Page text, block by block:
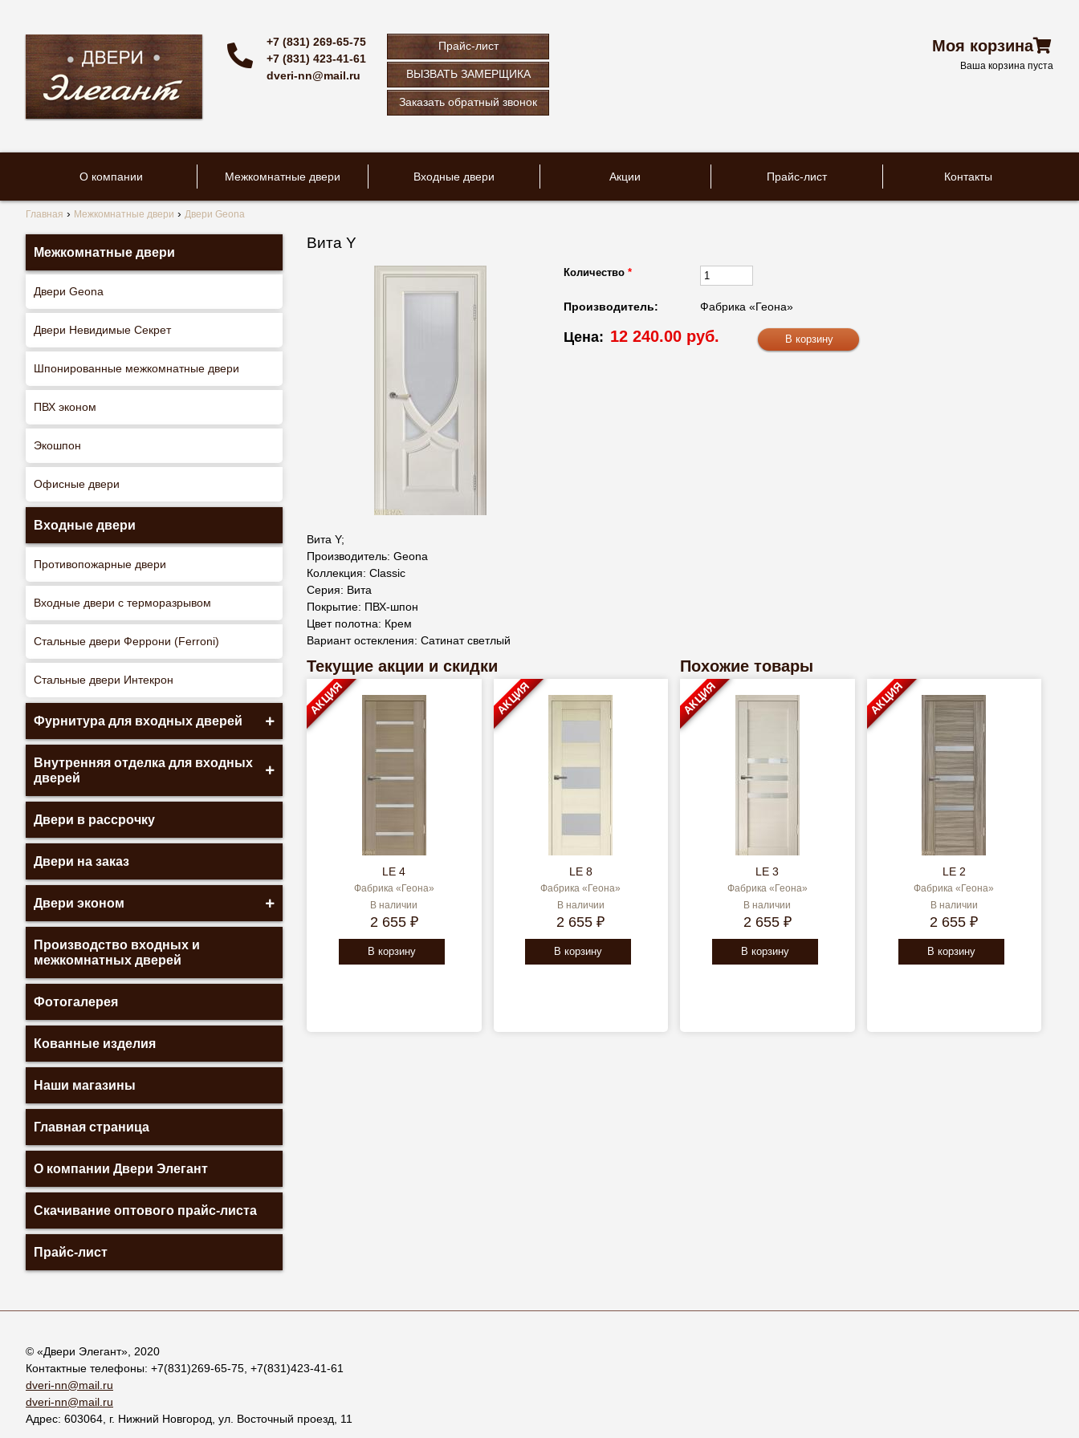
+7 (831) 269-65-75
+7 (831) 423-41-61
dveri-nn@mail.ru
Прайс-лист
ВЫЗВАТЬ ЗАМЕРЩИКА
Заказать обратный звонок
Моя корзина
Ваша корзина пуста
О компании Межкомнатные двери Входные двери Акции Прайс-лист Контакты
Главная Межкомнатные двери Двери Geona
Межкомнатные двери
Двери Geona
Двери Невидимые Секрет
Шпонированные межкомнатные двери
ПВХ эконом
Экошпон
Офисные двери
Входные двери
Противопожарные двери
Входные двери с терморазрывом
Стальные двери Феррони (Ferroni)
Стальные двери Интекрон
Фурнитура для входных дверей
Внутренняя отделка для входных
дверей
Двери в рассрочку
Двери на заказ
Двери эконом
Производство входных и
межкомнатных дверей
Фотогалерея
Кованные изделия
Наши магазины
Главная страница
О компании Двери Элегант
Скачивание оптового прайс-листа
Прайс-лист
Вита Y
Количество *
Производитель: Фабрика «Геона»
Цена: 12 240.00 руб.
Вита Y;
Производитель: Geona
Коллекция: Classic
Серия: Вита
Покрытие: ПВХ-шпон
Цвет полотна: Крем
Вариант остекления: Сатинат светлый
Текущие акции и скидки
LE 4
Фабрика «Геона»
В наличии
2 655 ₽
В корзину
АКЦИЯ
LE 8
Фабрика «Геона»
В наличии
2 655 ₽
В корзину
АКЦИЯ
Похожие товары
LE 3
Фабрика «Геона»
В наличии
2 655 ₽
В корзину
АКЦИЯ
LE 2
Фабрика «Геона»
В наличии
2 655 ₽
В корзину
АКЦИЯ
© «Двери Элегант», 2020
Контактные телефоны: +7(831)269-65-75 +7(831)423-41-61
dveri-nn@mail.ru
dveri-nn@mail.ru
Адрес: 603064 , г. Нижний Новгород ул. Восточный проезд, 11